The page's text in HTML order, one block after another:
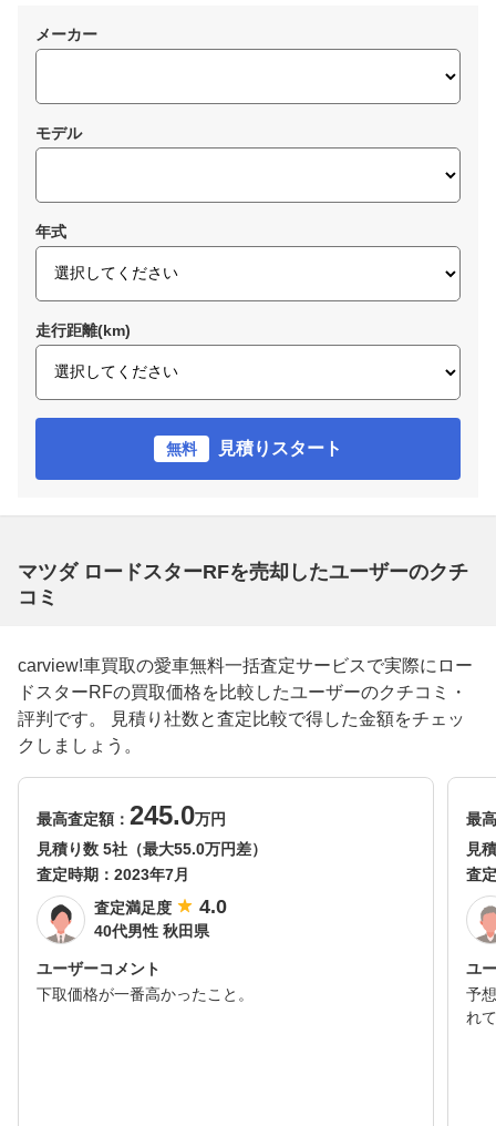
メーカー
モデル
年式
走行距離(km)
無料 見積りスタート
マツダ ロードスターRFを売却したユーザーのクチ
コミ
carview!車買取の愛車無料一括査定サービスで実際にロー
ドスターRFの買取価格を比較したユーザーのクチコミ・
評判です。 見積り社数と査定比較で得した金額をチェッ
クしましょう。
最高査定額： 245.0万円
見積り数 5社（最大55.0万円差）
査定時期： 2023年7月
査定満足度
4.0
40代男性 秋田県
ユーザーコメント
下取価格が一番高かったこと。
最
見
査
ユ
予
れ